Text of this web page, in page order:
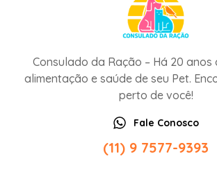
Consulado da Ração – Há 20 anos
alimentação e saúde de seu Pet.
perto de você!
Fale Conosco
(11) 9 7577-9393